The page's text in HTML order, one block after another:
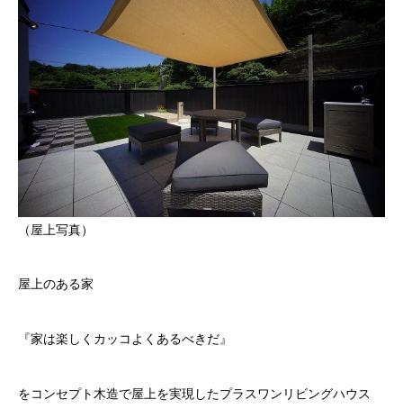
（屋上写真）
屋上のある家
『家は楽しくカッコよくあるべきだ』
をコンセプト木造で屋上を実現したプラスワンリビングハウス